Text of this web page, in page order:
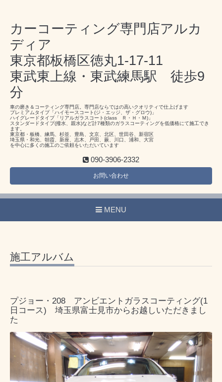
カーコーティング専門店アルカ
ディア
東京都板橋区徳丸1-17-11
東武東上線・東武練馬駅 徒歩9
分
車の磨き＆コーティング専門店。専門店ならではの高いクオリティで仕上げます
プレミアムタイプ「ハイモースコート(ジ・エッジ、ザ・グロウ)」
ハイグレードタイプ「リアルガラスコート(class Ｒ・Ｈ・Ｍ)」
スタンダードタイプ(撥水、親水)など計7種類のガラスコーティングを低価格にて施工でき
ます。
東京都・板橋、練馬、杉並、豊島、文京、北区、世田谷、新宿区
埼玉県・和光、朝霞、新座、志木、戸田、蕨、川口、浦和、大宮
を中心に多くの施工のご依頼をいただいています
090-3906-2332
お問い合わせ
MENU
施工アルバム
プジョー・208 アンビエントガラスコーティング(1
日コース) 埼玉県富士見市からお越しいただきまし
た